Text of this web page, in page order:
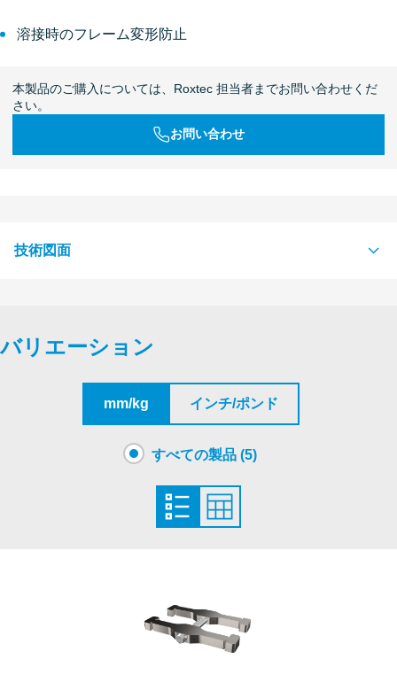
溶接時のフレーム変形防止
本製品のご購入については、Roxtec 担当者までお問い合わせくだ
さい。
お問い合わせ
技術図面
S1597864 ROXTEC TOOLS WELDING FIXTURE C LW/K
バリエーション
mm/kg インチ/ポンド
すべての製品 (5)